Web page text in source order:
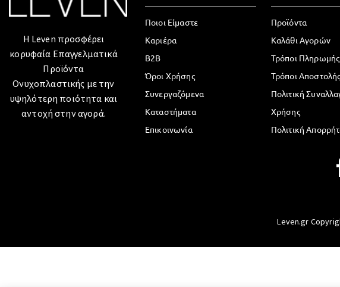
Η Leven προσφέρει
κορυφαία Επαγγελματικά
Προϊόντα
Ονυχοπλαστικής με την
υψηλότερη ποιότητα και
αντοχή στην αγορά.
Ποιοι Είμαστε
Καριέρα
B2B
Όροι Χρήσης
Συνεργαζόμενα
Καταστήματα
Επικοινωνία
Προϊόντα
Καλάθι Αγορών
Τρόποι Πληρωμής
Τρόποι Αποστολής
Πολιτική
Χρήσης
Πολιτική
Leven.gr